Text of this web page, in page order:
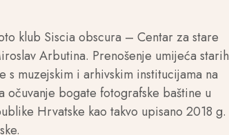
klub Siscia obscura – Centar za stare
Arbutina. Prenošenje umijeća starih
muzejskim i arhivskim institucijama na
bogate fotografske baštine u
Hrvatske kao takvo upisano 2018 g.